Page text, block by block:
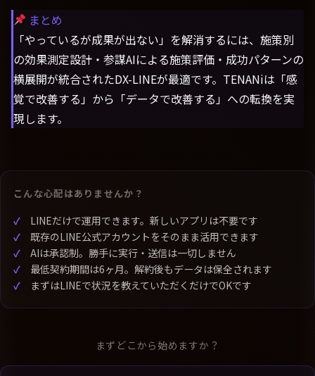
まとめ
「やっているが成果が出ない」を解消するには、施策別
の効果測定設計・参謀AIによる施策評価・成功パターンの
横展開が統合されたDX-LINEが最適です。TENANiは「感
覚で改善する」から「データで改善する」への転換を実
現します。
こんな心配はありませんか？
LINEだけで運用できます。新しいアプリは不要です
既存のLINE公式アカウントをそのまま活用できます
AIは承認制。勝手に実行・送信は一切しません
最低契約期間は6ヶ月。解約後もデータは保全されます
まずはLINEで状況を教えていただくだけでOKです
まずどこから始めますか？